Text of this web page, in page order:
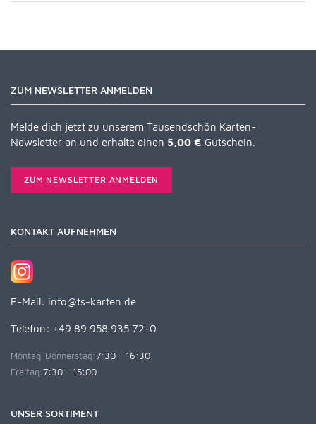
ZUM NEWSLETTER ANMELDEN
Melde dich jetzt zu unserem Tausendschön Karten-
Newsletter an und erhalte einen 5,00 € Gutschein.
ZUM NEWSLETTER ANMELDEN
KONTAKT AUFNEHMEN
E-Mail: info@ts-karten.de
Telefon: +49 89 958 935 72-0
Montag-Donnerstag:7:30 - 16:30
Freitag:7:30 - 15:00
UNSER SORTIMENT